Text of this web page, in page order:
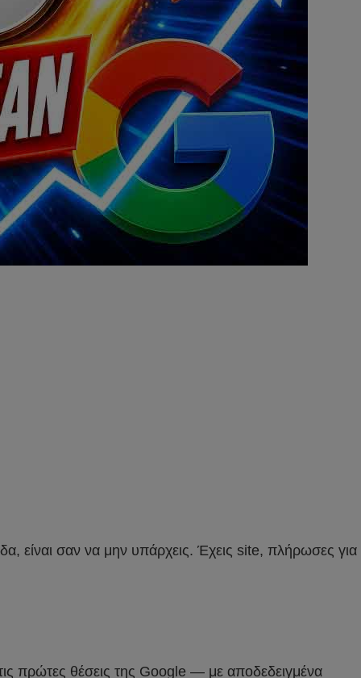
είναι σαν να μην υπάρχεις. Έχεις site, πλήρωσες για
πρώτες θέσεις της Google — με αποδεδειγμένα